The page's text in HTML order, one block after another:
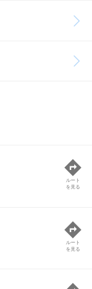
ルート
を見る
ルート
を見る